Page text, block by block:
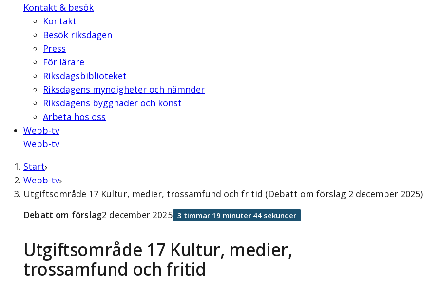
Kontakt & besök
Kontakt
Besök riksdagen
Press
För lärare
Riksdagsbiblioteket
Riksdagens myndigheter och nämnder
Riksdagens byggnader och konst
Arbeta hos oss
Webb-tv
Webb-tv
Start
Webb-tv
Utgiftsområde 17 Kultur, medier, trossamfund och fritid (Debatt om förslag 2 december 2025)
Utgiftsområde 17 Kultur, medier,
trossamfund och fritid
Debatt om förslag2 december 2025 3 timmar 19 minuter 44 sekunder